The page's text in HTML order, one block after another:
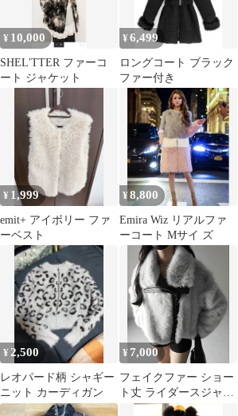
¥ 10,000
SHEL'TTER ファーコ
ート ジャケット
¥6,499
ロングコート ブラック
ファー付き
¥ 1,999
emit+ アイボリー ファ
ーベスト
¥8,800
Emira Wiz リアルファ
ーコート Mサイ ズ
¥2,500
レオパード柄 シャギー
ニット カーディガン
¥ 7,000
フェイクファー ショー
ト丈 ライダースジャケ
ット